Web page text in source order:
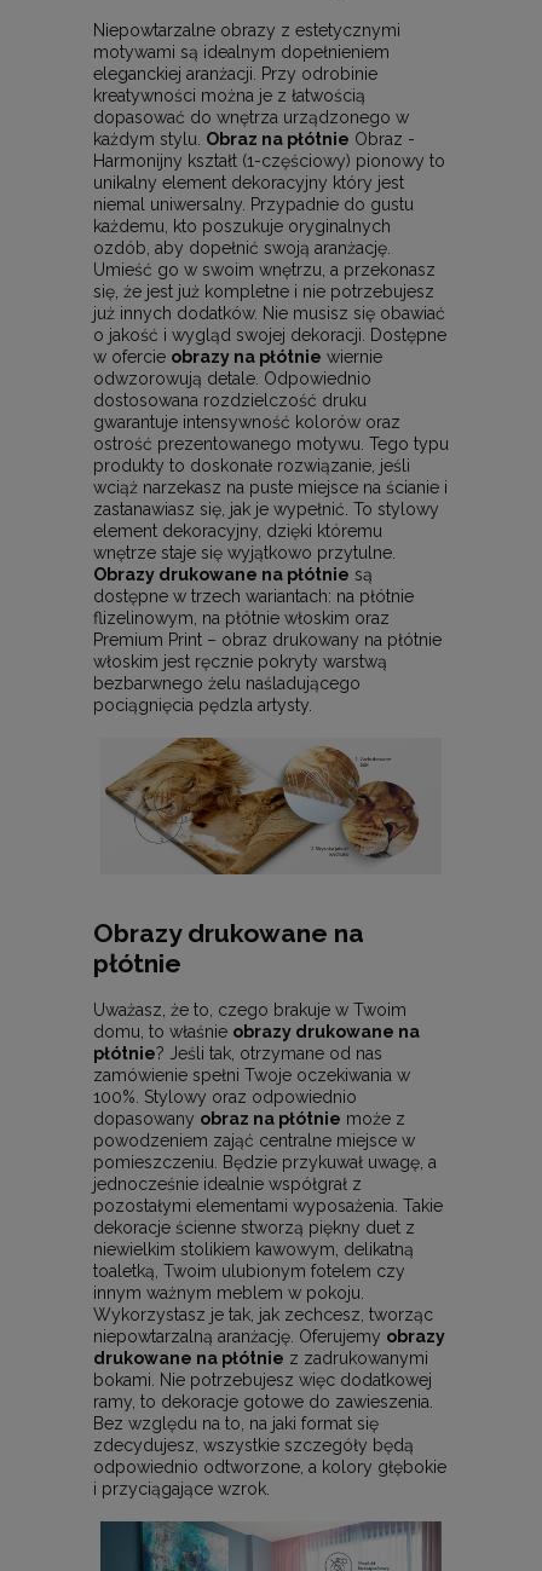
Niepowtarzalne obrazy z estetycznymi
motywami są idealnym dopełnieniem
eleganckiej aranżacji. Przy odrobinie
kreatywności można je z łatwością
dopasować do wnętrza urządzonego w
każdym stylu. Obraz na płótnie Obraz -
Harmonijny kształt (1-częściowy) pionowy to
unikalny element dekoracyjny który jest
niemal uniwersalny. Przypadnie do gustu
każdemu, kto poszukuje oryginalnych
ozdób, aby dopełnić swoją aranżację.
Umieść go w swoim wnętrzu, a przekonasz
się, że jest już kompletne i nie potrzebujesz
już innych dodatków. Nie musisz się obawiać
o jakość i wygląd swojej dekoracji. Dostępne
w ofercie obrazy na płótnie wiernie
odwzorowują detale. Odpowiednio
dostosowana rozdzielczość druku
gwarantuje intensywność kolorów oraz
ostrość prezentowanego motywu. Tego typu
produkty to doskonałe rozwiązanie, jeśli
wciąż narzekasz na puste miejsce na ścianie i
zastanawiasz się, jak je wypełnić. To stylowy
element dekoracyjny, dzięki któremu
wnętrze staje się wyjątkowo przytulne.
Obrazy drukowane na płótnie są
dostępne w trzech wariantach: na płótnie
flizelinowym, na płótnie włoskim oraz
Premium Print – obraz drukowany na płótnie
włoskim jest ręcznie pokryty warstwą
bezbarwnego żelu naśladującego
pociągnięcia pędzla artysty.
Obrazy drukowane na
płótnie
Uważasz, że to, czego brakuje w Twoim
domu, to właśnie obrazy drukowane na
płótnie? Jeśli tak, otrzymane od nas
zamówienie spełni Twoje oczekiwania w
100%. Stylowy oraz odpowiednio
dopasowany obraz na płótnie może z
powodzeniem zająć centralne miejsce w
pomieszczeniu. Będzie przykuwał uwagę, a
jednocześnie idealnie współgrał z
pozostałymi elementami wyposażenia. Takie
dekoracje ścienne stworzą piękny duet z
niewielkim stolikiem kawowym, delikatną
toaletką, Twoim ulubionym fotelem czy
innym ważnym meblem w pokoju.
Wykorzystasz je tak, jak zechcesz, tworząc
niepowtarzalną aranżację. Oferujemy obrazy
drukowane na płótnie z zadrukowanymi
bokami. Nie potrzebujesz więc dodatkowej
ramy, to dekoracje gotowe do zawieszenia.
Bez względu na to, na jaki format się
zdecydujesz, wszystkie szczegóły będą
odpowiednio odtworzone, a kolory głębokie
i przyciągające wzrok.